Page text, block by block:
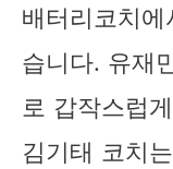
배터리코치
습니다. 유재
로 갑작스럽
김기태 코치